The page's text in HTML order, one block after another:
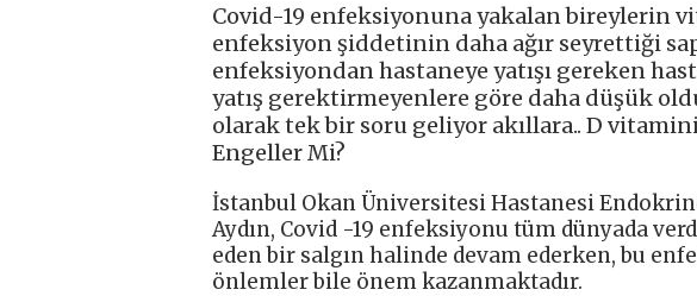
Covid-19 enfeksiyonuna yakalan bireylerin
enfeksiyon şiddetinin daha ağır seyrettiği
enfeksiyondan hastaneye yatışı gereken
yatış gerektirmeyenlere göre daha düşük
olarak tek bir soru geliyor akıllara.. D
Engeller Mi?
İstanbul Okan Üniversitesi Hastanesi
Aydın, Covid -19 enfeksiyonu tüm dünyada
eden bir salgın halinde devam ederken, bu
önlemler bile önem kazanmaktadır.